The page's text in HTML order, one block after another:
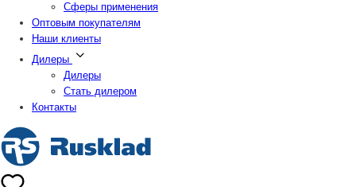
Сферы применения
Оптовым покупателям
Наши клиенты
Дилеры
Дилеры
Стать дилером
Контакты